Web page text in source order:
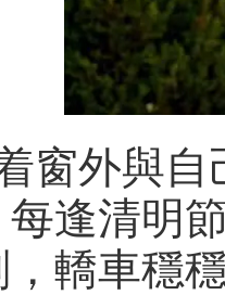
窗外與
逢清明
轎車穩